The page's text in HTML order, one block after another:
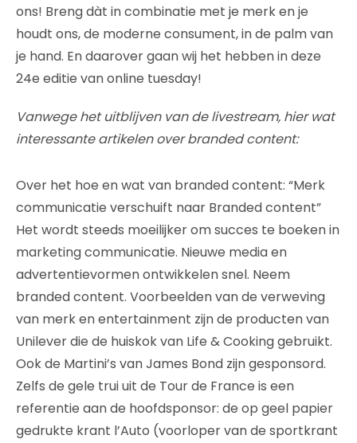
ons! Breng dàt in combinatie met je merk en je
houdt ons, de moderne consument, in de palm van
je hand. En daarover gaan wij het hebben in deze
24e editie van online tuesday!
Vanwege het uitblijven van de livestream, hier wat
interessante artikelen over branded content:
Over het hoe en wat van branded content: “Merk
communicatie verschuift naar Branded content”
Het wordt steeds moeilijker om succes te boeken in
marketing communicatie. Nieuwe media en
advertentievormen ontwikkelen snel. Neem
branded content. Voorbeelden van de verweving
van merk en entertainment zijn de producten van
Unilever die de huiskok van Life & Cooking gebruikt.
Ook de Martini’s van James Bond zijn gesponsord.
Zelfs de gele trui uit de Tour de France is een
referentie aan de hoofdsponsor: de op geel papier
gedrukte krant l’Auto (voorloper van de sportkrant